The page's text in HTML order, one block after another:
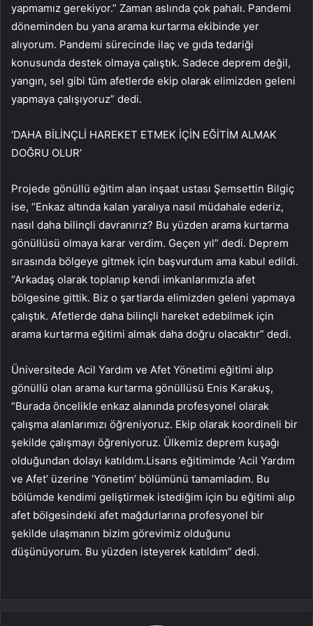
yapmamız gerekiyor.” Zaman aslında çok pahalı. Pandemi
döneminden bu yana arama kurtarma ekibinde yer
alıyorum. Pandemi sürecinde ilaç ve gıda tedariği
konusunda destek olmaya çalıştık. Sadece deprem değil,
yangın, sel gibi tüm afetlerde ekip olarak elimizden geleni
yapmaya çalışıyoruz” dedi.
‘DAHA BİLİNÇLİ HAREKET ETMEK İÇİN EĞİTİM ALMAK
DOĞRU OLUR’
Projede gönüllü eğitim alan inşaat ustası Şemsettin Bilgiç
ise, “Enkaz altında kalan yaralıya nasıl müdahale ederiz,
nasıl daha bilinçli davranırız? Bu yüzden arama kurtarma
gönüllüsü olmaya karar verdim. Geçen yıl” dedi. Deprem
sırasında bölgeye gitmek için başvurdum ama kabul edildi.
“Arkadaş olarak toplanıp kendi imkanlarımızla afet
bölgesine gittik. Biz o şartlarda elimizden geleni yapmaya
çalıştık. Afetlerde daha bilinçli hareket edebilmek için
arama kurtarma eğitimi almak daha doğru olacaktır” dedi.
Üniversitede Acil Yardım ve Afet Yönetimi eğitimi alıp
gönüllü olan arama kurtarma gönüllüsü Enis Karakuş,
“Burada öncelikle enkaz alanında profesyonel olarak
çalışma alanlarımızı öğreniyoruz. Ekip olarak koordineli bir
şekilde çalışmayı öğreniyoruz. Ülkemiz deprem kuşağı
olduğundan dolayı katıldım.Lisans eğitimimde ‘Acil Yardım
ve Afet’ üzerine ‘Yönetim’ bölümünü tamamladım. Bu
bölümde kendimi geliştirmek istediğim için bu eğitimi alıp
afet bölgesindeki afet mağdurlarına profesyonel bir
şekilde ulaşmanın bizim görevimiz olduğunu
düşünüyorum. Bu yüzden isteyerek katıldım” dedi.